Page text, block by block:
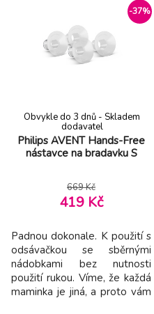
sáním, pro rychlý tok mléka.
Sedí na všechny bradavky a
má snadno nastavitelný
rytmus a odsávání. Důležité
je najít správný dudlík.
-37%
Philips AVENT Hands-Free
nástavce na bradavku S
Obvykle do 3 dnů - Skladem
dodavatel
669 Kč
419 Kč
Padnou dokonale. K použití s
odsávačkou se sběrnými
nádobkami bez nutnosti
použití rukou. Víme, že každá
maminka je jiná, a proto vám